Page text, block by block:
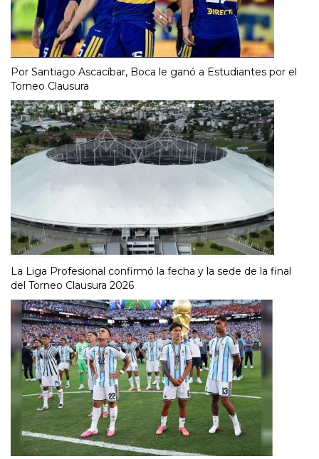
Por Santiago Ascacíbar, Boca le ganó a Estudiantes por el
Torneo Clausura
La Liga Profesional confirmó la fecha y la sede de la final
del Torneo Clausura 2026